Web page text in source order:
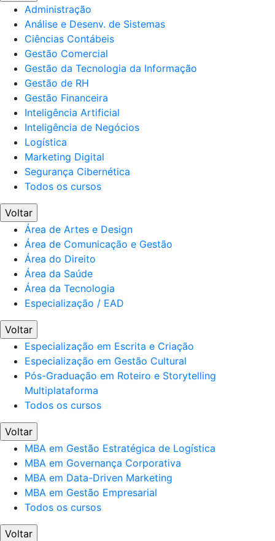
Administração
Análise e Desenv. de Sistemas
Ciências Contábeis
Gestão Comercial
Gestão da Tecnologia da Informação
Gestão de RH
Gestão Financeira
Inteligência Artificial
Inteligência de Negócios
Logística
Marketing Digital
Segurança Cibernética
Todos os cursos
Voltar
Área de Artes e Design
Área de Comunicação e Gestão
Área do Direito
Área da Saúde
Área da Tecnologia
Especialização / EAD
Voltar
Especialização em Escrita e Criação
Especialização em Gestão Cultural
Pós-Graduação em Roteiro e Storytelling
Multiplataforma
Todos os cursos
Voltar
MBA em Gestão Estratégica de Logística
MBA em Governança Corporativa
MBA em Data-Driven Marketing
MBA em Gestão Empresarial
Todos os cursos
Voltar